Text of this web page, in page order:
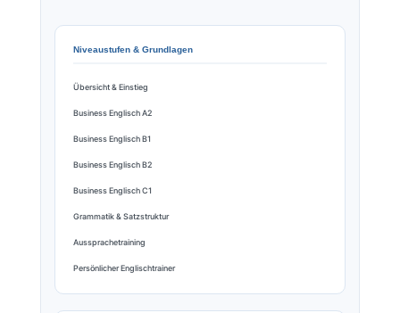
Niveaustufen & Grundlagen
Übersicht & Einstieg
Business Englisch A2
Business Englisch B1
Business Englisch B2
Business Englisch C1
Grammatik & Satzstruktur
Aussprachetraining
Persönlicher Englischtrainer